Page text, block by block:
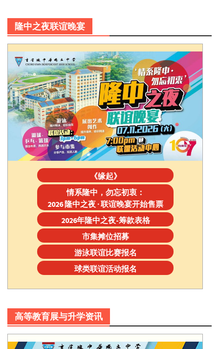
隆中之夜联谊晚宴
《缘起》
情系隆中，勿忘初衷：
2026 隆中之夜 · 联谊晚宴开始售票
2026年隆中之夜-筹款表格
市集摊位招募
游泳联谊比赛报名
球类联谊活动报名
高等教育展与升学资讯